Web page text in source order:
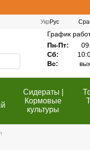
Укр Рус
График
Пн-Пт:
Сб:
Вс:
Сидераты |
Кормовые
культуры